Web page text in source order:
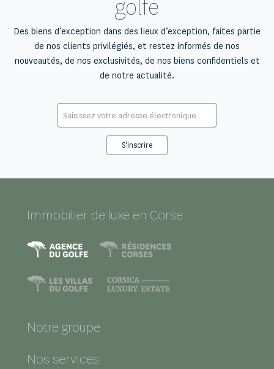
golfe
Des biens d’exception dans des lieux d’exception, faites partie
de nos clients privilégiés, et restez informés de nos
nouveautés, de nos exclusivités, de nos biens confidentiels et
de notre actualité.
mail
*
Immobilier de luxe en Corse
Notre groupe
Nos services